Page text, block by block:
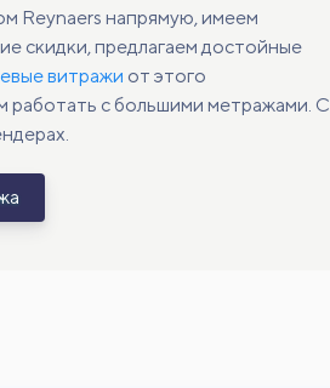
Reynaers напрямую, имеем
скидки, предлагаем достойные
витражи от этого
работать с большими метражами. С